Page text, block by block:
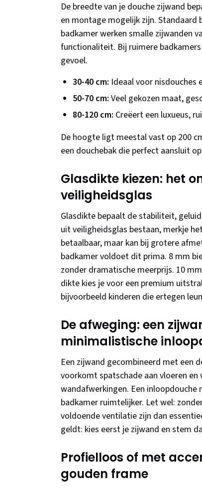
De breedte van je douche zijwand
en montage mogelijk zijn.
badkamer werken smalle zijwanden
functionaliteit. Bij ruimere
gevoel.
30-40 cm: Ideaal voor nisdouches
50-70 cm: Veel gekozen maat,
80-120 cm: Creëert een luxueus,
De hoogte ligt meestal vast op 200
een douchebak die perfect aansluit
Glasdikte kiezen: het
veiligheidsglas
Glasdikte bepaalt de stabiliteit,
uit veiligheidsglas bestaan, merkje
betaalbaar, maar kan bij grotere
badkamer voldoet dit prima. 8 mm
zonder dramatische meerprijs. 10
dikte kies je voor een premium
bijvoorbeeld kinderen die ertegen
De afweging: een
minimalistische
Een zijwand gecombineerd met een
voorkomt spatschade aan vloeren
wandafwerkingen. Een
badkamer ruimtelijker. Let wel:
voldoende ventilatie zijn dan
geldt: kies eerst je zijwand en stem
Profielloos of met
gouden frame